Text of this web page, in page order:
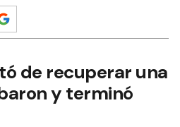
de recuperar una
y terminó